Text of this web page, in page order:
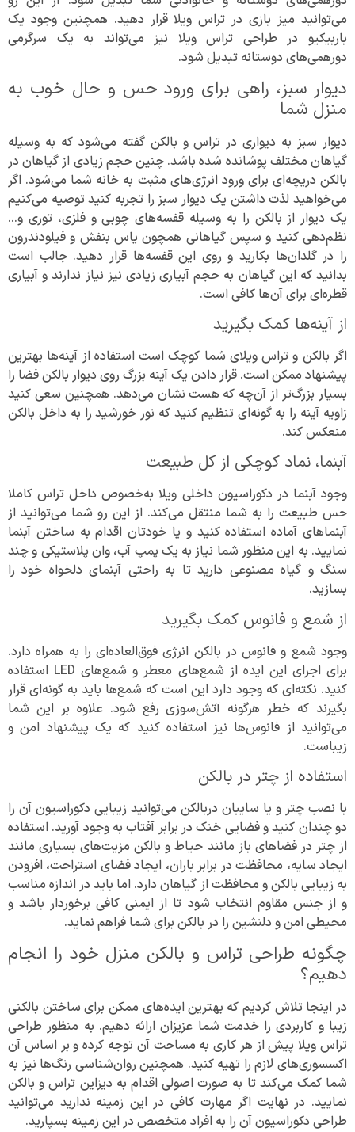
می‌توانید میز بازی در تراس ویلا قرار دهید. همچنین وجود یک
باربیکیو در طراحی تراس ویلا نیز می‌تواند به یک سرگرمی
دورهمی‌های دوستانه تبدیل شود.
دیوار سبز، راهی برای ورود حس و حال خوب به
منزل شما
دیوار سبز به دیواری در تراس و بالکن گفته می‌شود که به وسیله
گیاهان مختلف پوشانده شده باشد. چنین حجم زیادی از گیاهان در
بالکن دریچه‌ای برای ورود انرژی‌های مثبت به خانه شما می‌شود. اگر
می‌خواهید لذت داشتن یک دیوار سبز را تجربه کنید توصیه می‌کنیم
یک دیوار از بالکن را به وسیله قفسه‌های چوبی و فلزی، توری و…
نظم‌دهی کنید و سپس گیاهانی همچون یاس بنفش و فیلودندرون
را در گلدان‌ها بکارید و روی این قفسه‌ها قرار دهید. جالب است
بدانید که این گیاهان به حجم آبیاری زیادی نیز نیاز ندارند و آبیاری
قطره‌ای برای آن‌ها کافی‌ است.
از آینه‌ها کمک بگیرید
اگر بالکن و تراس ویلای شما کوچک است استفاده از آینه‌ها بهترین
پیشنهاد ممکن است. قرار دادن یک آینه بزرگ روی دیوار بالکن فضا را
بسیار بزرگ‌تر از آن‌چه که هست نشان می‌دهد. همچنین سعی کنید
زاویه آینه را به گونه‌ای تنظیم کنید که نور خورشید را به داخل بالکن
منعکس کند.
آبنما، نماد کوچکی از کل طبیعت
وجود آبنما در دکوراسیون داخلی ویلا به‌خصوص داخل تراس کاملا
حس طبیعت را به شما منتقل می‌کند. از این رو شما می‌توانید از
آبنماهای آماده استفاده کنید و یا خودتان اقدام به ساختن آبنما
نمایید. به این منظور شما نیاز به یک پمپ آب، وان پلاستیکی و چند
سنگ و گیاه مصنوعی دارید تا به راحتی آبنمای دلخواه خود را
بسازید.
از شمع و فانوس کمک بگیرید
وجود شمع و فانوس در بالکن انرژی فوق‌العاده‌ای را به همراه دارد.
برای اجرای این ایده از شمع‌های معطر و شمع‌های LED استفاده
کنید. نکته‌ای که وجود دارد این است که شمع‌ها باید به گونه‌ای قرار
بگیرند که خطر هرگونه آتش‌سوزی رفع شود. علاوه بر این شما
می‌توانید از فانوس‌ها نیز استفاده کنید که یک پیشنهاد امن و
زیباست.
استفاده از چتر در بالکن
با نصب چتر و یا سایبان دربالکن می‌توانید زیبایی دکوراسیون آن را
دو چندان کنید و فضایی خنک در برابر آفتاب به وجود آورید. استفاده
از چتر در فضاهای باز مانند حیاط و بالکن مزیت‌های بسیاری مانند
ایجاد سایه، محافظت در برابر باران، ایجاد فضای استراحت، افزودن
به زیبایی بالکن و محافظت از گیاهان دارد. اما باید در اندازه مناسب
و از جنس مقاوم انتخاب شود تا از ایمنی کافی برخوردار باشد و
محیطی امن و دلنشین را در بالکن برای شما فراهم نماید.
چگونه طراحی تراس و بالکن منزل خود را انجام
دهیم؟
در اینجا تلاش کردیم که بهترین ایده‌های ممکن برای ساختن بالکنی
زیبا و کاربردی را خدمت شما عزیزان ارائه دهیم. به منظور طراحی
تراس ویلا پیش از هر کاری به مساحت آن توجه کرده و بر اساس آن
اکسسوری‌های لازم را تهیه کنید. همچنین روان‌شناسی رنگ‌ها نیز به
شما کمک می‌کند تا به صورت اصولی اقدام به دیزاین تراس و بالکن
نمایید. در نهایت اگر مهارت کافی در این زمینه ندارید می‌توانید
طراحی دکوراسیون آن را به افراد متخصص در این زمینه بسپارید.